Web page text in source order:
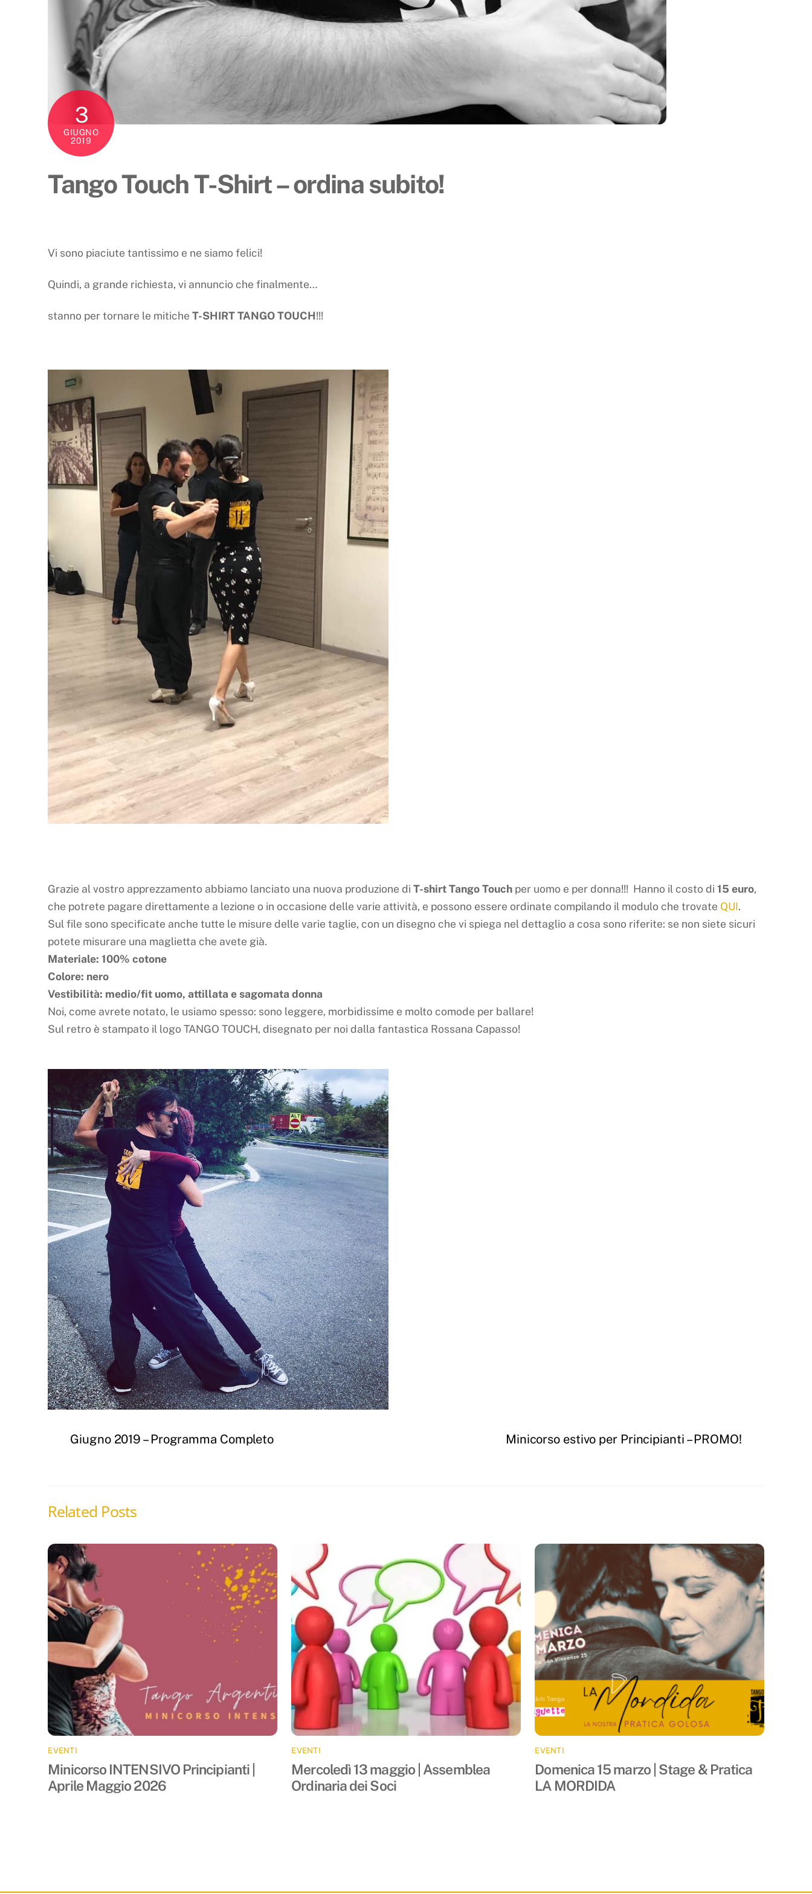
3
GIUGNO
2019
Tango Touch T-Shirt – ordina subito!
Vi sono piaciute tantissimo e ne siamo felici!
Quindi, a grande richiesta, vi annuncio che finalmente…
stanno per tornare le miticheT-SHIRTTANGO TOUCH!!!
Grazie al vostro apprezzamento abbiamo lanciato una nuova produzione diT-shirtTango Touch per uomo e per donna!!! Hanno il costo di15 euro,
che potrete pagare direttamente a lezione o in occasione delle varie attività, e possono essere ordinate compilando il modulo che trovate QUI.
Sul file sono specificate anche tutte le misure delle varie taglie, con un disegno che vi spiega nel dettaglio a cosa sono riferite: se non siete sicuri
potete misurare una maglietta che avete già.
Materiale: 100% cotone
Colore: nero
Vestibilità: medio/fit uomo, attillata e sagomata donna
Noi, come avrete notato, le usiamo spesso: sono leggere, morbidissime e molto comode per ballare!
Sul retro è stampato il logo TANGO TOUCH, disegnato per noi dalla fantastica Rossana Capasso!
Giugno 2019 – Programma Completo Minicorso estivo per Principianti – PROMO!
Related Posts
EVENTI
Minicorso INTENSIVO Principianti |
Aprile Maggio 2026
EVENTI
Mercoledì 13 maggio | Assemblea
Ordinaria dei Soci
EVENTI
Domenica 15 marzo | Stage & Pratica
LA MORDIDA